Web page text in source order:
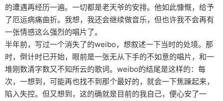
的遭遇再经历一遍。一切都是老天爷的安排。他如此慷慨，给予
了厄运病痛曲折。我想，我还会继续做音乐，但也许我不会再有
一张情感这么强烈的唱片了。
半年前，写过一个消失了的weibo，想叙述一下当时的处境。那
时，倒计时已开始，眼前是一张无从下手的不如意的唱片，和一
堆刚数清字数又不知所云的歌词。weibo的结尾是这样的：每
次，一想到，可能再也找不到那个最好的，就会一下焦躁起来，
陷入失控。但又想到，这的确就是目前的我自己，便心安了一